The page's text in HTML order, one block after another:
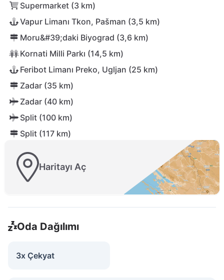
Supermarket (3 km)
Vapur Limanı Tkon, Pašman (3,5 km)
Moru&#39;daki Biyograd (3,6 km)
Kornati Milli Parkı (14,5 km)
Feribot Limanı Preko, Ugljan (25 km)
Zadar (35 km)
Zadar (40 km)
Split (100 km)
Split (117 km)
Haritayı Aç
Oda Dağılımı
3x Çekyat